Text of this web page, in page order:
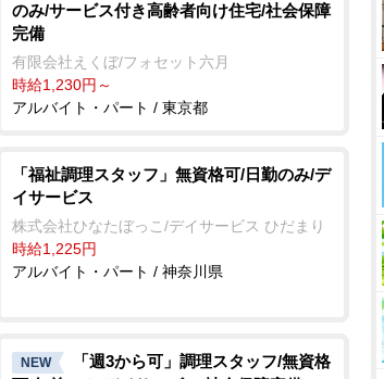
のみ/サービス付き高齢者向け住宅/社会保障
完備
有限会社えくぼ/フォセット六月
時給1,230円～
アルバイト・パート / 東京都
「福祉調理スタッフ」無資格可/日勤のみ/デ
イサービス
株式会社ひなたぼっこ/デイサービス ひだまり
時給1,225円
アルバイト・パート / 神奈川県
NEW
「週3から可」調理スタッフ/無資格